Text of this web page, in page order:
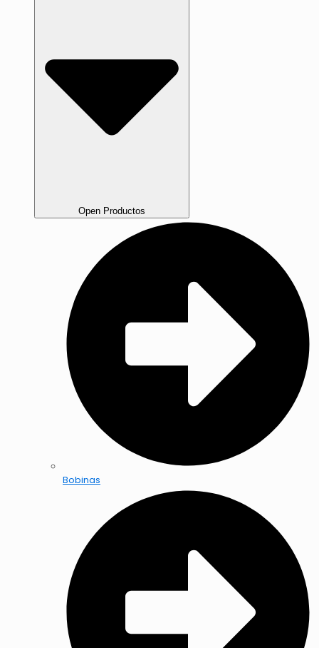
Open Productos
Bobinas